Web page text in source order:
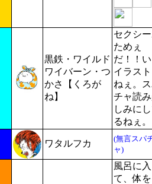
黒鉄・ワイルド
ワイバーン・つ
かさ【くろが
ね】
セクシ
ためぇ
だ！！
イラス
ねぇ。
チャ読
しみに
るねぇ。
ワタルフカ
(無言スパ
ャ)
風呂に
て、体